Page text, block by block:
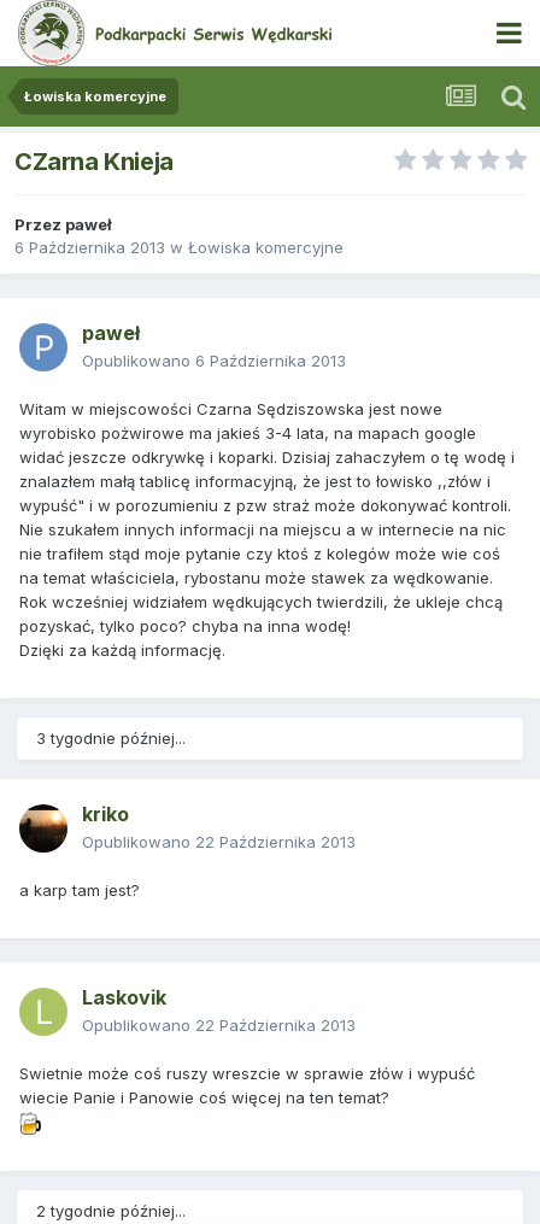
Łowiska komercyjne
CZarna Knieja
Przez paweł
6 Października 2013 w Łowiska komercyjne
paweł
Opublikowano 6 Października 2013
Witam w miejscowości Czarna Sędziszowska jest nowe
wyrobisko pożwirowe ma jakieś 3-4 lata, na mapach google
widać jeszcze odkrywkę i koparki. Dzisiaj zahaczyłem o tę wodę i
znalazłem małą tablicę informacyjną, że jest to łowisko ,,złów i
wypuść" i w porozumieniu z pzw straż może dokonywać kontroli.
Nie szukałem innych informacji na miejscu a w internecie na nic
nie trafiłem stąd moje pytanie czy ktoś z kolegów może wie coś
na temat właściciela, rybostanu może stawek za wędkowanie.
Rok wcześniej widziałem wędkujących twierdzili, że ukleje chcą
pozyskać, tylko poco? chyba na inna wodę!
Dzięki za każdą informację.
3 tygodnie później...
kriko
Opublikowano 22 Października 2013
a karp tam jest?
Laskovik
Opublikowano 22 Października 2013
Swietnie może coś ruszy wreszcie w sprawie złów i wypuść
wiecie Panie i Panowie coś więcej na ten temat?
2 tygodnie później...